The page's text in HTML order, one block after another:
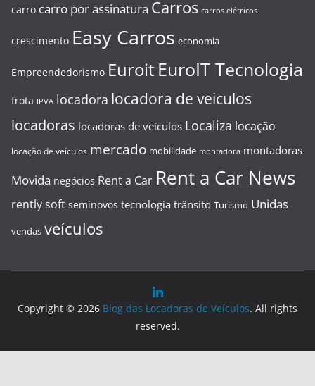
carro carro por assinatura Carros carros elétricos
crescimento Easy Carros economia
Empreendedorismo Euroit EuroIT Tecnologia
frota IPVA locadora locadora de veiculos
locadoras locadoras de veículos Localiza locação
locação de veículos mercado mobilidade montadora montadoras
Movida negócios Rent a Car Rent a Car News
rently soft seminovos tecnologia trânsito Turismo Unidas
vendas veículos
Copyright © 2026 Blog das Locadoras de Veículos. All rights
reserved.